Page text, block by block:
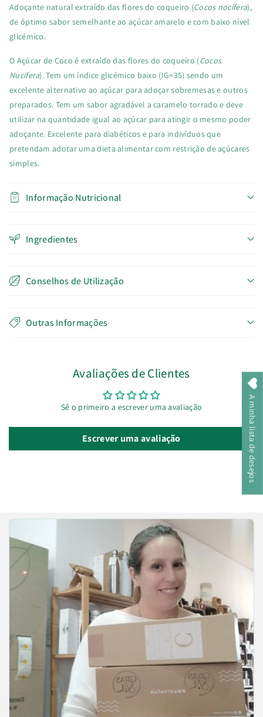
Adoçante natural extraído das flores do coqueiro (Cocos nocífera),
de óptimo sabor semelhante ao açúcar amarelo e com baixo nível
glicémico.
O Açúcar de Coco é extraído das flores do coqueiro (Cocos
Nucifera). Tem um índice glicémico baixo (IG=35) sendo um
excelente alternativo ao açúcar para adoçar sobremesas e outros
preparados. Tem um sabor agradável a caramelo torrado e deve
utilizar na quantidade igual ao açúcar para atingir o mesmo poder
adoçante. Excelente para diabéticos e para indivíduos que
pretendam adotar uma dieta alimentar com restrição de açúcares
simples.
Informação Nutricional
Ingredientes
Conselhos de Utilização
Outras Informações
Avaliações de Clientes
Sê o primeiro a escrever uma avaliação
Escrever uma avaliação A minha lista de desejos